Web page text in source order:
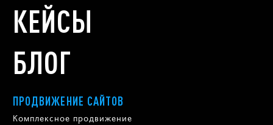
КЕЙСЫ
БЛОГ
ПРОДВИЖЕНИЕ САЙТОВ
Комплексное продвижение